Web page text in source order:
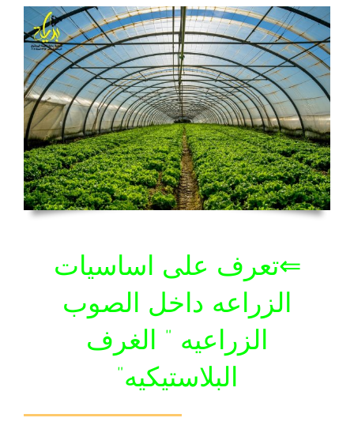
⇐تعرف على اساسيات
الزراعه داخل الصوب
الزراعيه ” الغرف
البلاستيكيه”